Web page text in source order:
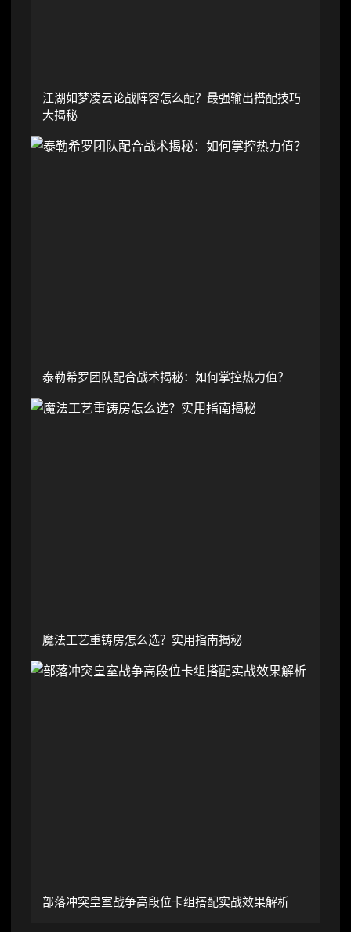
江湖如梦凌云论战阵容怎么配？最强输出搭配技巧
大揭秘
泰勒希罗团队配合战术揭秘：如何掌控热力值？
魔法工艺重铸房怎么选？实用指南揭秘
部落冲突皇室战争高段位卡组搭配实战效果解析